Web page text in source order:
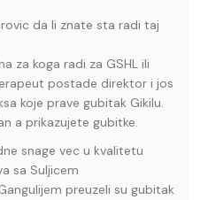
da li znate sta radi taj
za koga radi za GSHL ili
postade direktor i jos
koje prave gubitak Gikilu.
a prikazujete gubitke.
snage vec u kvalitetu
sa Suljicem
preuzeli su gubitak